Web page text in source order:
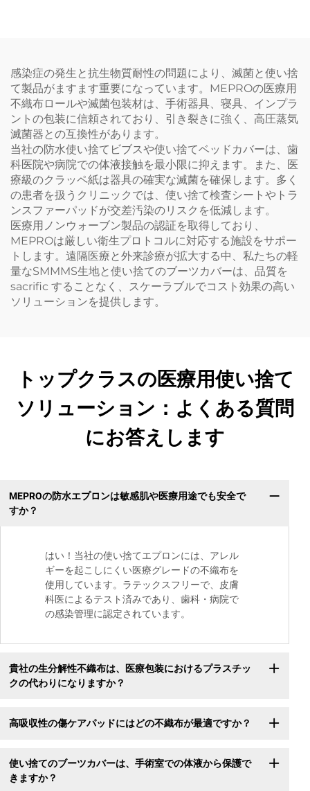
感染症の発生と抗生物質耐性の問題により、滅菌と使い捨
て製品がますます重要になっています。MEPROの医療用
不織布ロールや滅菌包装材は、手術器具、寝具、インプラ
ントの包装に信頼されており、引き裂きに強く、高圧蒸気
滅菌器との互換性があります。
当社の防水使い捨てビブスや使い捨てベッドカバーは、歯
科医院や病院での体液接触を最小限に抑えます。また、医
療級のクラッペ紙は器具の確実な滅菌を確保します。多く
の患者を扱うクリニックでは、使い捨て検査シートやトラ
ンスファーパッドが交差汚染のリスクを低減します。
医療用ノンウォーブン製品の認証を取得しており、
MEPROは厳しい衛生プロトコルに対応する施設をサポー
トします。遠隔医療と外来診療が拡大する中、私たちの軽
量なSMMMS生地と使い捨てのブーツカバーは、品質を
sacrific することなく、スケーラブルでコスト効果の高い
ソリューションを提供します。
トップクラスの医療用使い捨て
ソリューション：よくある質問
にお答えします
MEPROの防水エプロンは敏感肌や医療用途でも安全で
すか？
はい！当社の使い捨てエプロンには、アレル
ギーを起こしにくい医療グレードの不織布を
使用しています。ラテックスフリーで、皮膚
科医によるテスト済みであり、歯科・病院で
の感染管理に認定されています。
貴社の生分解性不織布は、医療包装におけるプラスチッ
クの代わりになりますか？
高吸収性の傷ケアパッドにはどの不織布が最適ですか？
使い捨てのブーツカバーは、手術室での体液から保護で
きますか？